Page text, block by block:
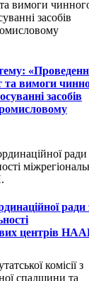
та вимоги
засобів
ради
центрів